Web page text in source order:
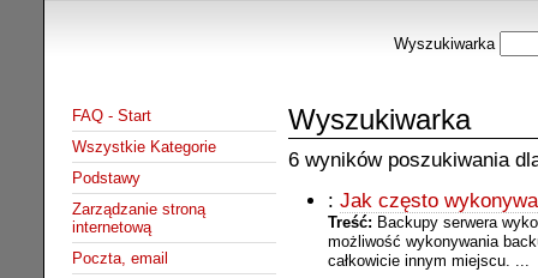
Wyszukiwarka
FAQ - Start
Wszystkie Kategorie
Podstawy
Zarządzanie stroną
internetową
Poczta, email
Wyszukiwarka
6 wyników poszukiwania
: Jak często
Treść: Backupy serwera
możliwość wykonywania
całkowicie innym miejscu. ...